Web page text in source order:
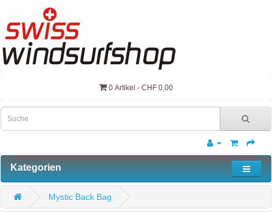
0 Artikel - CHF 0,00
Kategorien
Mystic Back Bag